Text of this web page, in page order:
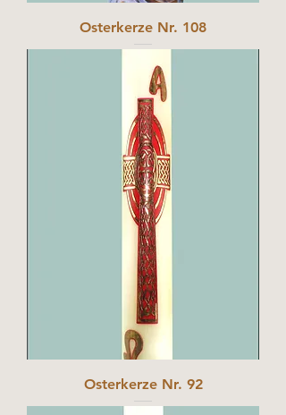
Osterkerze Nr. 108
Osterkerze Nr. 92